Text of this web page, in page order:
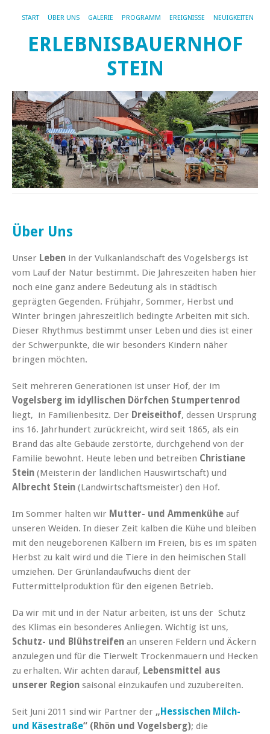
START ÜBER UNS GALERIE PROGRAMM EREIGNISSE NEUIGKEITEN
ERLEBNISBAUERNHOF
STEIN
Über Uns
Unser Leben in der Vulkanlandschaft des Vogelsbergs ist
vom Lauf der Natur bestimmt. Die Jahreszeiten haben hier
noch eine ganz andere Bedeutung als in städtisch
geprägten Gegenden. Frühjahr, Sommer, Herbst und
Winter bringen jahreszeitlich bedingte Arbeiten mit sich.
Dieser Rhythmus bestimmt unser Leben und dies ist einer
der Schwerpunkte, die wir besonders Kindern näher
bringen möchten.
Seit mehreren Generationen ist unser Hof, der im
Vogelsberg im idyllischen Dörfchen Stumpertenrod
liegt, in Familienbesitz. Der Dreiseithof, dessen Ursprung
ins 16. Jahrhundert zurückreicht, wird seit 1865, als ein
Brand das alte Gebäude zerstörte, durchgehend von der
Familie bewohnt. Heute leben und betreiben Christiane
Stein (Meisterin der ländlichen Hauswirtschaft) und
Albrecht Stein (Landwirtschaftsmeister) den Hof.
Im Sommer halten wir Mutter- und Ammenkühe auf
unseren Weiden. In dieser Zeit kalben die Kühe und bleiben
mit den neugeborenen Kälbern im Freien, bis es im späten
Herbst zu kalt wird und die Tiere in den heimischen Stall
umziehen. Der Grünlandaufwuchs dient der
Futtermittelproduktion für den eigenen Betrieb.
Da wir mit und in der Natur arbeiten, ist uns der Schutz
des Klimas ein besonderes Anliegen. Wichtig ist uns,
Schutz- und Blühstreifen an unseren Feldern und Äckern
anzulegen und für die Tierwelt Trockenmauern und Hecken
zu erhalten. Wir achten darauf, Lebensmittel aus
unserer Region saisonal einzukaufen und zuzubereiten.
Seit Juni 2011 sind wir Partner der „ Hessischen Milch-
und Käsestraße“ (Rhön und Vogelsberg); die